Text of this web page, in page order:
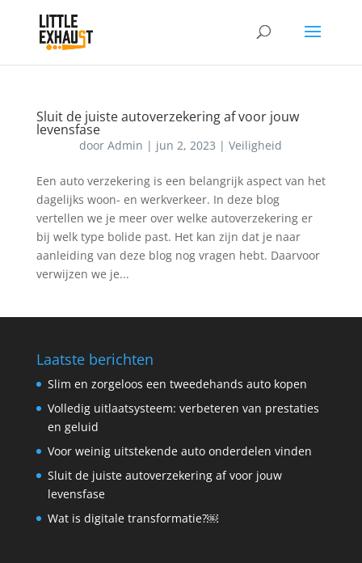
Sluit de juiste autoverzekering af voor jouw
levensfase
doorAdmin | jun 2, 2023 |Veiligheid
Een auto verzekering is een belangrijk aspect van het
dagelijks woon- en werkverkeer. In deze blog
vertellen we je meer over welke autoverzekering er
bij welk type bolide past. Het kan zijn dat je naar
aanleiding van deze blog nog vragen hebt. Daarvoor
verwijzen we je...
Laatste berichten
Slim en zorgeloos een tweedehands auto kopen
Volledig uitlaatsysteem: verbeteren van prestaties
en geluid
Voor weinig uitstekende auto onderdelen vinden
Sluit de juiste autoverzekering af voor jouw
levensfase
Wat is digitale transformatie?￼